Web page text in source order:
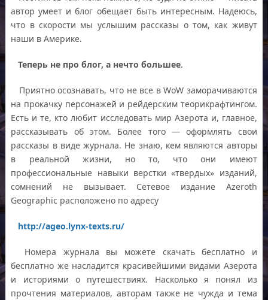
автор умеет и блог обещает быть интересным. Надеюсь,
что в скорости мы услышим рассказы о том, как живут
наши в Америке.
Теперь не про блог, а нечто большее.
Приятно осознавать, что не все в WoW заморачиваются
на прокачку персонажей и рейдерским теорикрафтингом.
Есть и те, кто любит исследовать мир Азерота и, главное,
рассказывать об этом. Более того — оформлять свои
рассказы в виде журнала. Не знаю, кем являются авторы
в реальной жизни, но то, что они имеют
профессиональные навыки верстки «твердых» изданий,
сомнений не вызывает. Сетевое издание Azeroth
Geographic расположено по адресу
http://ageo.lynx-texts.ru/
Номера журнала вы можете скачать бесплатно и
бесплатно же насладится красивейшими видами Азерота
и историями о путешествиях. Насколько я понял из
прочтения материалов, авторам также не чужда и тема